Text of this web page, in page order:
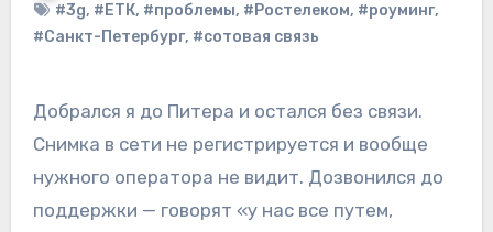
#3g, #ЕТК, #проблемы, #Ростелеком, #роуминг,
#Санкт-Петербург, #сотовая связь
Добрался я до Питера и остался без связи.
Снимка в сети не регистрируется и вообще
нужного оператора не видит. Дозвонился до
поддержки — говорят «у нас все путем,